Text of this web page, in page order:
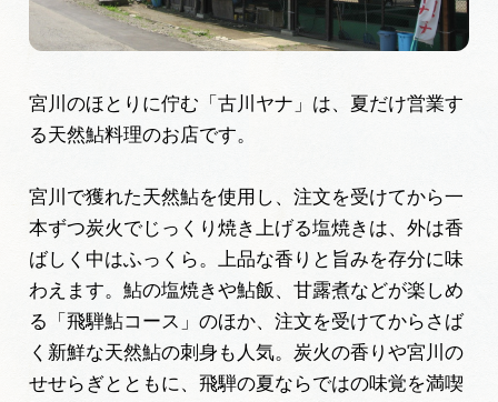
体験予約サイト「ＶＩＳＩＴ岐阜県」
岐阜県まるごと観光エリアガイド
岐阜県観光データベース
旅行会社・観光事業者の皆様へ
フォトライブラリー
宮川のほとりに佇む「古川ヤナ」は、夏だけ営業す
る天然鮎料理のお店です。
宮川で獲れた天然鮎を使用し、注文を受けてから一
本ずつ炭火でじっくり焼き上げる塩焼きは、外は香
ばしく中はふっくら。上品な香りと旨みを存分に味
わえます。鮎の塩焼きや鮎飯、甘露煮などが楽しめ
る「飛騨鮎コース」のほか、注文を受けてからさば
く新鮮な天然鮎の刺身も人気。炭火の香りや宮川の
せせらぎとともに、飛騨の夏ならではの味覚を満喫